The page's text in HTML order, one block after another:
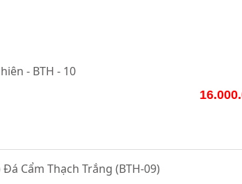
- BTH - 10
Cẩm Thạch Trắng (BTH-09)